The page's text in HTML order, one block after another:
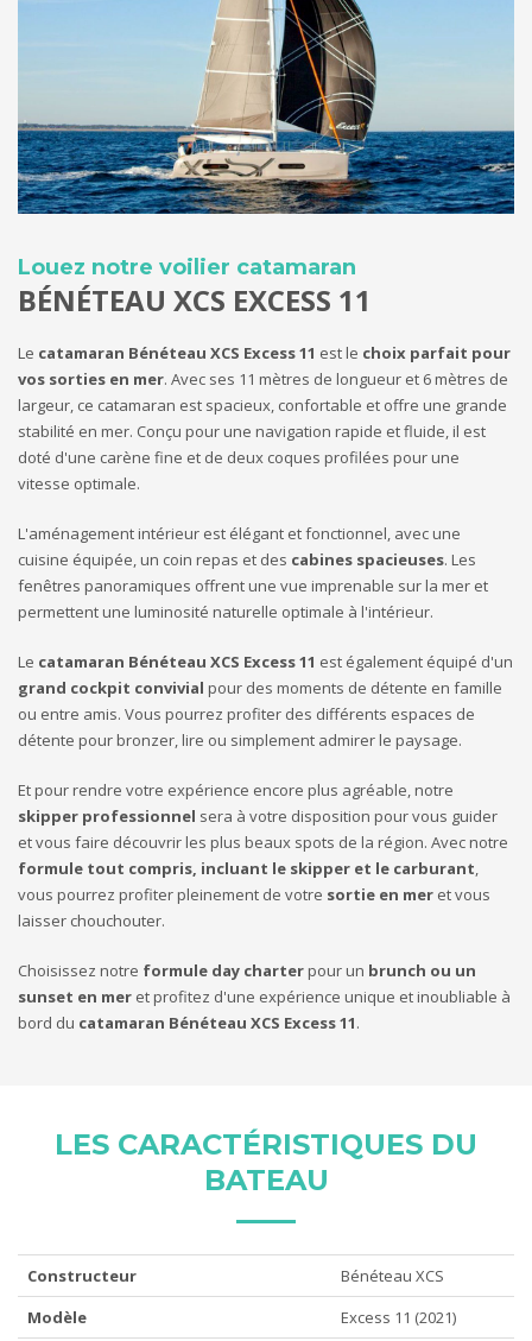
Louez notre voilier catamaran
BÉNÉTEAU XCS EXCESS 11
Le catamaran Bénéteau XCS Excess 11 est le choix parfait pour
vos sorties en mer. Avec ses 11 mètres de longueur et 6 mètres de
largeur, ce catamaran est spacieux, confortable et offre une grande
stabilité en mer. Conçu pour une navigation rapide et fluide, il est
doté d'une carène fine et de deux coques profilées pour une
vitesse optimale.
L'aménagement intérieur est élégant et fonctionnel, avec une
cuisine équipée, un coin repas et des cabines spacieuses. Les
fenêtres panoramiques offrent une vue imprenable sur la mer et
permettent une luminosité naturelle optimale à l'intérieur.
Le catamaran Bénéteau XCS Excess 11 est également équipé d'un
grand cockpit convivial pour des moments de détente en famille
ou entre amis. Vous pourrez profiter des différents espaces de
détente pour bronzer, lire ou simplement admirer le paysage.
Et pour rendre votre expérience encore plus agréable, notre
skipper professionnel sera à votre disposition pour vous guider
et vous faire découvrir les plus beaux spots de la région. Avec notre
formule tout compris, incluant le skipper et le carburant,
vous pourrez profiter pleinement de votre sortie en mer et vous
laisser chouchouter.
Choisissez notre formule day charterpour un brunch ou un
sunset en mer et profitez d'une expérience unique et inoubliable à
bord du catamaran Bénéteau XCS Excess 11.
LES CARACTÉRISTIQUES DU
BATEAU
Constructeur
Bénéteau XCS
Modèle
Excess 11 (2021)